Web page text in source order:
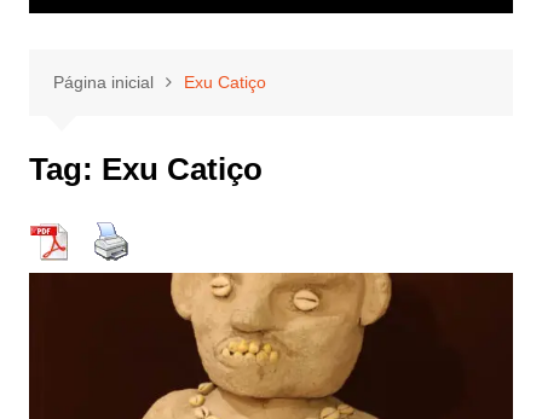
Página inicial Exu Catiço
Tag: Exu Catiço